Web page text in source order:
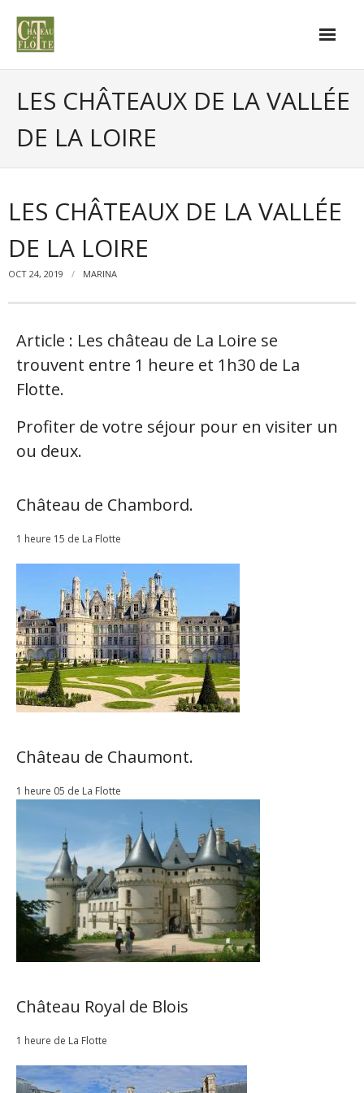
LES CHÂTEAUX DE LA VALLÉE
DE LA LOIRE
LES CHÂTEAUX DE LA VALLÉE
DE LA LOIRE
OCT 24, 2019 MARINA
Article : Les château de La Loire se
trouvent entre 1 heure et 1h30 de La
Flotte.
Profiter de votre séjour pour en visiter un
ou deux.
Château de Chambord.
1 heure 15 de La Flotte
Château de Chaumont.
1 heure 05 de La Flotte
Château Royal de Blois
1 heure de La Flotte